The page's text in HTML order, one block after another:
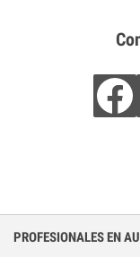
PROFESIONALES EN